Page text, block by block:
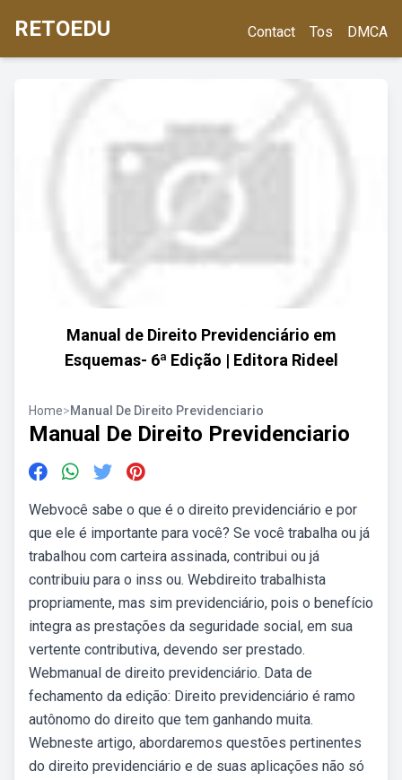
RETOEDU Contact Tos DMCA
Manual de Direito Previdenciário em
Esquemas- 6ª Edição | Editora Rideel
Home>Manual De Direito Previdenciario
Manual De Direito Previdenciario
Webvocê sabe o que é o direito previdenciário e por
que ele é importante para você? Se você trabalha ou já
trabalhou com carteira assinada, contribui ou já
contribuiu para o inss ou. Webdireito trabalhista
propriamente, mas sim previdenciário, pois o benefício
integra as prestações da seguridade social, em sua
vertente contributiva, devendo ser prestado.
Webmanual de direito previdenciário. Data de
fechamento da edição: Direito previdenciário é ramo
autônomo do direito que tem ganhando muita.
Webneste artigo, abordaremos questões pertinentes
do direito previdenciário e de suas aplicações não só